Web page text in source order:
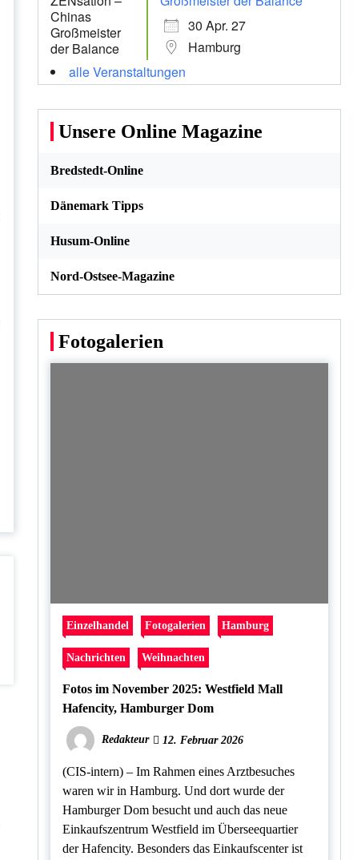
30 Apr. 27
Hamburg
alle Veranstaltungen
Unsere Online Magazine
Bredstedt-Online
Dänemark Tipps
Husum-Online
Nord-Ostsee-Magazine
Fotogalerien
Einzelhandel Fotogalerien Hamburg
Nachrichten Weihnachten
Fotos im November 2025: Westfield Mall
Hafencity, Hamburger Dom
Redakteur 12. Februar 2026
(CIS-intern) – Im Rahmen eines Arztbesuches
waren wir in Hamburg. Und dort wurde der
Hamburger Dom besucht und auch das neue
Einkaufszentrum Westfield im Überseequartier
der Hafencity. Besonders das Einkaufscenter ist